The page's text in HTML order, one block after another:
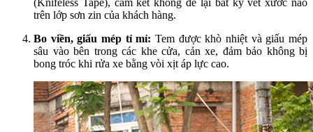
(Knifeless Tape), cam kết không để lại bất kỳ vết xước nào
trên lớp sơn zin của khách hàng.
Bo viền, giấu mép tỉ mỉ: Tem được khò nhiệt và giấu mép
sâu vào bên trong các khe cửa, cản xe, đảm bảo không bị
bong tróc khi rửa xe bằng vòi xịt áp lực cao.